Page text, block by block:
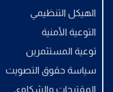
الهيكل التنظيمي
التوعية الأمنية
توعية المستثمرين
سياسة حقوق التصويت
المقترحات والشكاوى